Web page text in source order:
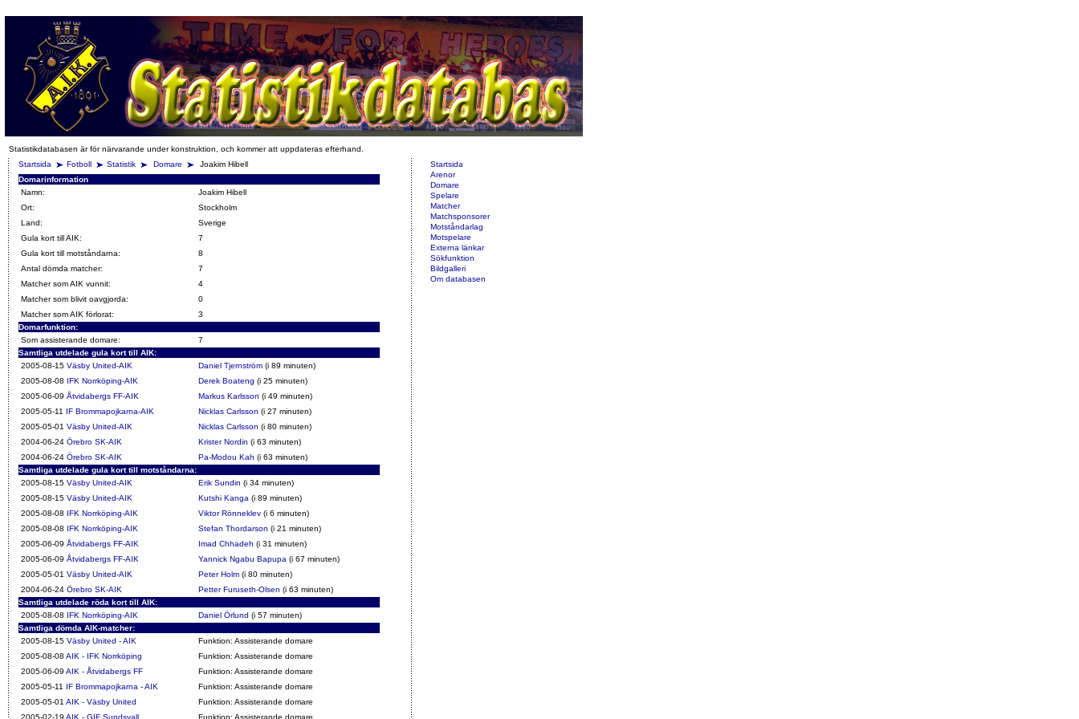
Statistikdatabasen är för närvarande under konstruktion, och kommer att uppdateras efterhand.
Startsida
Fotboll Statistik Domare
Joakim Hibell
Domarinformation
Namn:
Joakim Hibell
Ort:
Stockholm
Land:
Sverige
Gula kort till AIK:
7
Gula kort till motståndarna:
8
Antal dömda matcher:
7
Matcher som AIK vunnit:
4
Matcher som blivit oavgjorda:
0
Matcher som AIK förlorat:
3
Domarfunktion:
Som assisterande domare:
7
Samtliga utdelade gula kort till AIK:
2005-08-15 Väsby United-AIK Daniel Tjernström (i 89 minuten)
2005-08-08 IFK Norrköping-AIK Derek Boateng (i 25 minuten)
2005-06-09 Åtvidabergs FF-AIK Markus Karlsson (i 49 minuten)
2005-05-11 IF Brommapojkarna-AIK Nicklas Carlsson (i 27 minuten)
2005-05-01 Väsby United-AIK Nicklas Carlsson (i 80 minuten)
2004-06-24 Örebro SK-AIK Krister Nordin (i 63 minuten)
2004-06-24 Örebro SK-AIK Pa-Modou Kah (i 63 minuten)
Samtliga utdelade gula kort till motståndarna:
2005-08-15 Väsby United-AIK Erik Sundin (i 34 minuten)
2005-08-15 Väsby United-AIK Kutshi Kanga (i 89 minuten)
2005-08-08 IFK Norrköping-AIK Viktor Rönneklev (i 6 minuten)
2005-08-08 IFK Norrköping-AIK Stefan Thordarson (i 21 minuten)
2005-06-09 Åtvidabergs FF-AIK Imad Chhadeh (i 31 minuten)
2005-06-09 Åtvidabergs FF-AIK Yannick Ngabu Bapupa (i 67 minuten)
2005-05-01 Väsby United-AIK Peter Holm (i 80 minuten)
2004-06-24 Örebro SK-AIK Petter Furuseth-Olsen (i 63 minuten)
Samtliga utdelade röda kort till AIK:
2005-08-08 IFK Norrköping-AIK Daniel Örlund (i 57 minuten)
Samtliga dömda AIK-matcher:
2005-08-15 Väsby United - AIK
Funktion: Assisterande domare
2005-08-08 AIK - IFK Norrköping
Funktion: Assisterande domare
2005-06-09 AIK - Åtvidabergs FF
Funktion: Assisterande domare
2005-05-11 IF Brommapojkarna - AIK
Funktion: Assisterande domare
2005-05-01 AIK - Väsby United
Funktion: Assisterande domare
2005-02-19 AIK - GIF Sundsvall Funktion: Assisterande domare
Startsida
Arenor
Domare
Spelare
Matcher
Matchsponsorer
Motståndarlag
Motspelare
Externa länkar
Sökfunktion
Bildgalleri
Om databasen